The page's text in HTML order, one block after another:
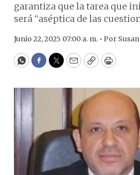
garantiza que la tarea que
será “aséptica de las
Junio 22, 2025 07:00 a. m. • Por
WhatsApp
Facebook
Twitter
EmailCopyPrint